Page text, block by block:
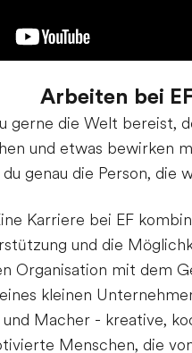
Arbeiten bei
gerne die Welt bereist,
und etwas bewirken
genau die Person, die
Karriere bei EF
und die
Organisation mit dem
kleinen
und Macher - kreative,
Menschen, die